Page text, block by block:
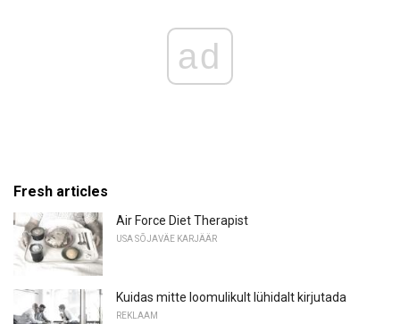
ad
Fresh articles
Air Force Diet Therapist
USA SÕJAVÄE KARJÄÄR
Kuidas mitte loomulikult lühidalt kirjutada
REKLAAM